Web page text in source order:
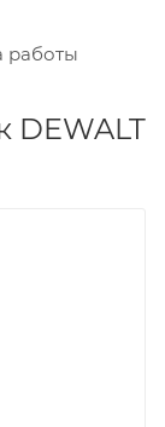
работы
DEWALT